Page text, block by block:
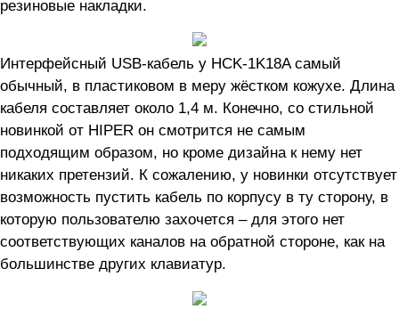
резиновые накладки.
Интерфейсный USB-кабель у HCK-1K18A самый
обычный, в пластиковом в меру жёстком кожухе. Длина
кабеля составляет около 1,4 м. Конечно, со стильной
новинкой от HIPER он смотрится не самым
подходящим образом, но кроме дизайна к нему нет
никаких претензий. К сожалению, у новинки отсутствует
возможность пустить кабель по корпусу в ту сторону, в
которую пользователю захочется – для этого нет
соответствующих каналов на обратной стороне, как на
большинстве других клавиатур.